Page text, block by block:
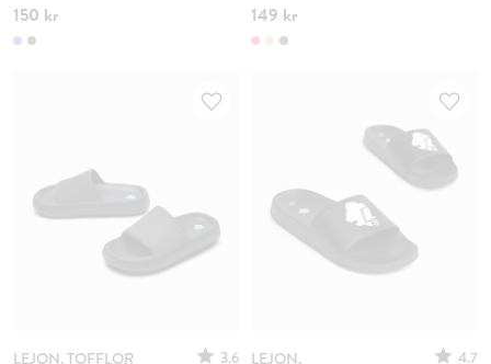
150 kr 149 kr
LEJON, TOFFLOR 3.6 LEJON,
4.7